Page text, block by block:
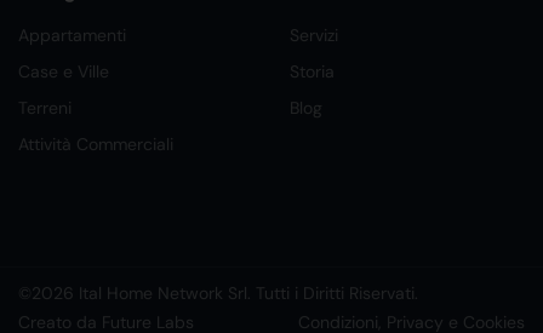
Appartamenti
Case e Ville
Terreni
Attività Commerciali
Servizi
Storia
Blog
©2026 Ital Home Network Srl. Tutti i Diritti Riservati.
Creato da Future Labs
Condizioni, Privacy e Cookies